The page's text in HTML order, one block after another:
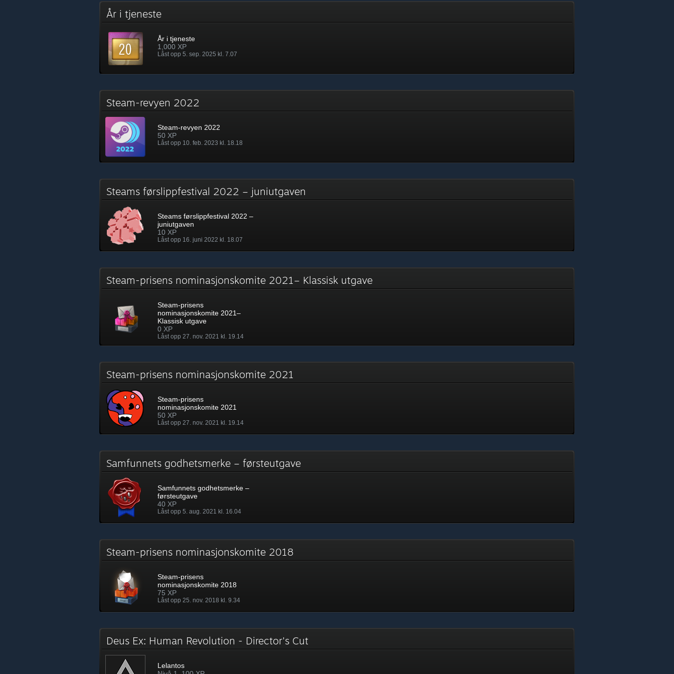
År i tjeneste
År i tjeneste
1,000 XP
Låst opp 5. sep. 2025 kl. 7.07
Steam-revyen 2022
Steam-revyen 2022
50 XP
Låst opp 10. feb. 2023 kl. 18.18
Steams førslippfestival 2022 – juniutgaven
Steams førslippfestival 2022 –
juniutgaven
10 XP
Låst opp 16. juni 2022 kl. 18.07
Steam-prisens nominasjonskomite 2021– Klassisk utgave
Steam-prisens
nominasjonskomite 2021–
Klassisk utgave
0 XP
Låst opp 27. nov. 2021 kl. 19.14
Steam-prisens nominasjonskomite 2021
Steam-prisens
nominasjonskomite 2021
50 XP
Låst opp 27. nov. 2021 kl. 19.14
Samfunnets godhetsmerke – førsteutgave
Samfunnets godhetsmerke –
førsteutgave
40 XP
Låst opp 5. aug. 2021 kl. 16.04
Steam-prisens nominasjonskomite 2018
Steam-prisens
nominasjonskomite 2018
75 XP
Låst opp 25. nov. 2018 kl. 9.34
Deus Ex: Human Revolution - Director's Cut
Lelantos